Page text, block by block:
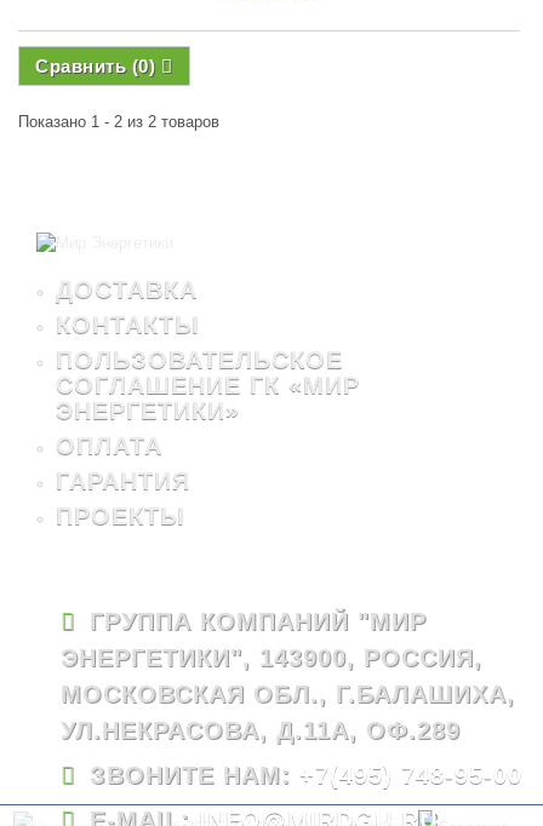
Сравнить (0)
Показано 1 - 2 из 2 товаров
ДОСТАВКА
КОНТАКТЫ
ПОЛЬЗОВАТЕЛЬСКОЕ
СОГЛАШЕНИЕ ГК «МИР
ЭНЕРГЕТИКИ»
ОПЛАТА
ГАРАНТИЯ
ПРОЕКТЫ
ГРУППА КОМПАНИЙ "МИР
ЭНЕРГЕТИКИ", 143900, РОССИЯ,
МОСКОВСКАЯ ОБЛ., Г.БАЛАШИХА,
УЛ.НЕКРАСОВА, Д.11А, ОФ.289
ЗВОНИТЕ НАМ: +7(495) 748-95-00
E-MAIL: INFO@MIRDGU.RU